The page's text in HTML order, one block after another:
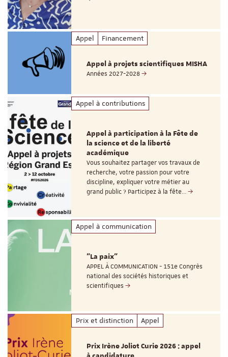
Appel Financement
Appel à projets scientifiques MISHA
Années 2027-2028
Appel à contributions
Appel à participation à la Fête de
la science et de la liberté
académique
Vous souhaitez partager vos travaux de
recherche, votre passion pour votre
discipline, expliquer votre métier au
grand public ? Participez à la fête…
Appel à communication
"La paix"
APPEL À COMMUNICATION - 151e Congrès
national des sociétés historiques et
scientifiques
Prix et distinction Appel
Prix Irène Joliot Curie 2026 : appel